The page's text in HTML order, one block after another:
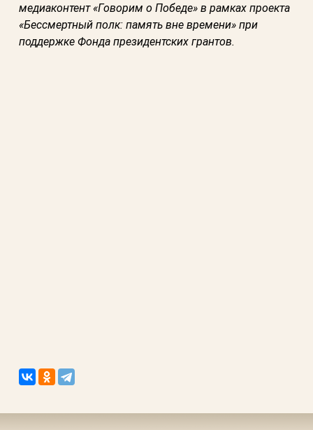
медиаконтент «Говорим о Победе» в рамках проекта
«Бессмертный полк: память вне времени» при
поддержке Фонда президентских грантов.